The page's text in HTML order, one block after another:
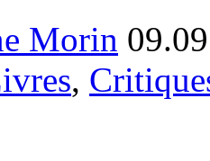
Morin
,